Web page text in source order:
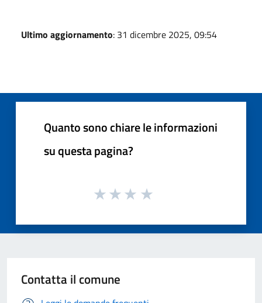
Ultimo aggiornamento: 31 dicembre 2025, 09:54
Quanto sono chiare le informazioni
su questa pagina?
Contatta il comune